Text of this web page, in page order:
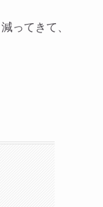
ってきて、